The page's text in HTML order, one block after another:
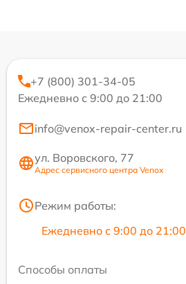
+7 (800) 301-34-05
Ежедневно с 9:00 до 21:00
info@venox-repair-center.ru
ул. Воровского, 77
Адрес сервисного центра Venox
Режим работы:
Ежедневно с 9:00 до 21:00
Способы оплаты